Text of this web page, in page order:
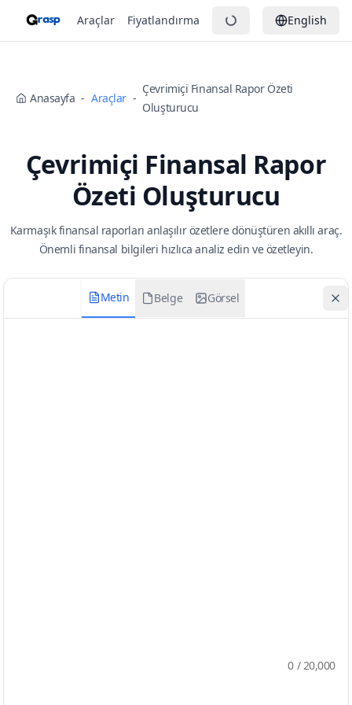
Araçlar Fiyatlandırma English
Anasayfa - Araçlar -
Çevrimiçi Finansal Rapor Özeti
Oluşturucu
Çevrimiçi Finansal Rapor
Özeti Oluşturucu
Karmaşık finansal raporları anlaşılır özetlere dönüştüren akıllı araç.
Önemli finansal bilgileri hızlıca analiz edin ve özetleyin.
Metin Belge Görsel
0 / 20,000